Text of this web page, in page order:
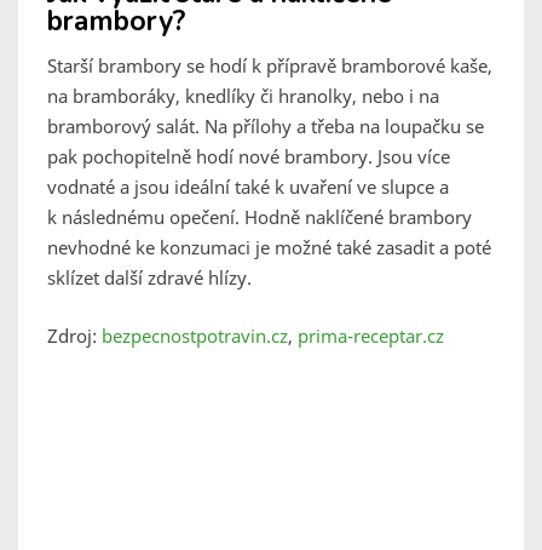
brambory?
Starší brambory se hodí k přípravě bramborové kaše,
na bramboráky, knedlíky či hranolky, nebo i na
bramborový salát. Na přílohy a třeba na loupačku se
pak pochopitelně hodí nové brambory. Jsou více
vodnaté a jsou ideální také k uvaření ve slupce a
k následnému opečení. Hodně naklíčené brambory
nevhodné ke konzumaci je možné také zasadit a poté
sklízet další zdravé hlízy.
Zdroj: bezpecnostpotravin.cz, prima-receptar.cz